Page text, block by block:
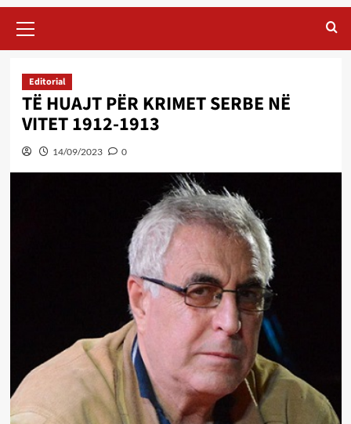
Menu
Editorial
TË HUAJT PËR KRIMET SERBE NË
VITET 1912-1913
14/09/2023 0